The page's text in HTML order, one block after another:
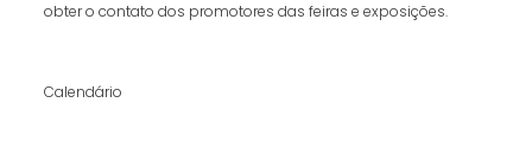
obter o contato dos promotores das feiras e exposições.
Calendário